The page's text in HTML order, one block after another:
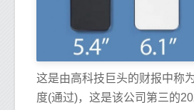
这是由高科技巨头的财报中称
度(通过)，这是该公司第三的